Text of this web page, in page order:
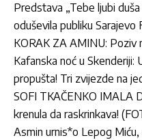
Predstava „Tebe ljubi
oduševila publiku Sarajevo
KORAK ZA AMINU: Poziv
Kafanska noć u Skenderiji:
propušta! Tri zvijezde na
SOFI TKAČENKO IMALA
krenula da raskrinkava!
Asmin urnis*o Lepog Miću,